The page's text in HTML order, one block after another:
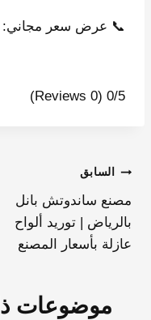
📞 عرض سعر مجاني: 0554926920
0/5
(0 Reviews)
السابق
مصنع ساندوتش بانل
بالرياض | توريد ألواح
عازلة بأسعار المصنع
موضوعات